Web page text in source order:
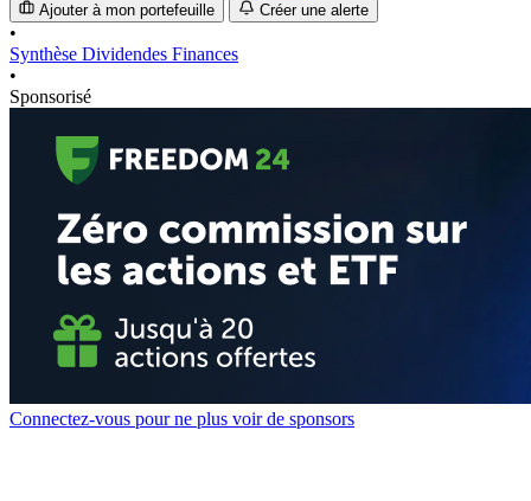
Ajouter à mon portefeuille Créer une alerte
•
Synthèse Dividendes Finances
•
Sponsorisé
Connectez-vous pour ne plus voir de sponsors